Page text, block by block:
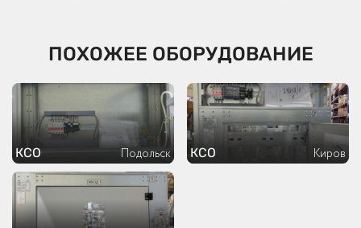
ПОХОЖЕЕ ОБОРУДОВАНИЕ
КСО Подольск КСО Киров